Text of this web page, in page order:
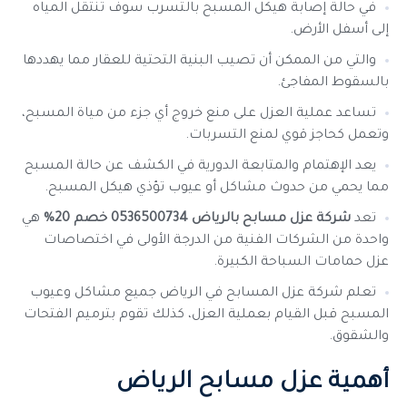
في حالة إصابة هيكل المسبح بالتسرب سوف تنتقل المياه
إلى أسفل الأرض.
والتي من الممكن أن تصيب البنية التحتية للعقار مما يهددها
بالسقوط المفاجئ.
تساعد عملية العزل على منع خروج أي جزء من مياة المسبح،
وتعمل كحاجز قوي لمنع التسربات.
يعد الإهتمام والمتابعة الدورية في الكشف عن حالة المسبح
مما يحمي من حدوث مشاكل أو عيوب تؤذي هيكل المسبح.
تعد شركة عزل مسابح بالرياض 0536500734 خصم 20%
هي
واحدة من الشركات الفنية من الدرجة الأولى في اختصاصات
عزل حمامات السباحة الكبيرة.
تعلم شركة عزل المسابح في الرياض جميع مشاكل وعيوب
المسبح قبل القيام بعملية العزل، كذلك تقوم بترميم الفتحات
والشقوق.
أهمية عزل مسابح الرياض